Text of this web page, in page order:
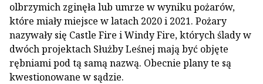
olbrzymich zginęła lub umrze w wyniku pożarów,
które miały miejsce w latach 2020 i 2021. Pożary
nazywały się Castle Fire i Windy Fire, których ślady w
dwóch projektach Służby Leśnej mają być objęte
rębniami pod tą samą nazwą. Obecnie plany te są
kwestionowane w sądzie.